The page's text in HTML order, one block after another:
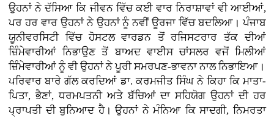
ਉਹਨਾਂ ਨੇ ਦੱਸਿਆ ਕਿ ਜੀਵਨ ਵਿੱਚ ਕਈ ਵਾਰ ਨਿਰਾਸ਼ਾਵਾਂ ਵੀ ਆਈਆਂ,
ਪਰ ਹਰ ਵਾਰ ਉਹਨਾਂ ਨੇ ਉਹਨਾਂ ਨੂੰ ਨਵੀਂ ਊਰਜਾ ਵਿੱਚ ਬਦਲਿਆ। ਪੰਜਾਬ
ਯੂਨੀਵਰਸਿਟੀ ਵਿੱਚ ਹੋਸਟਲ ਵਾਰਡਨ ਤੋਂ ਰਜਿਸਟਰਾਰ ਤੱਕ ਦੀਆਂ
ਜ਼ਿੰਮੇਵਾਰੀਆਂ ਨਿਭਾਉਣ ਤੋਂ ਬਾਅਦ ਵਾਈਸ ਚਾਂਸਲਰ ਵਜੋਂ ਮਿਲੀਆਂ
ਜ਼ਿੰਮੇਵਾਰੀਆਂ ਨੂੰ ਵੀ ਉਹਨਾਂ ਨੇ ਪੂਰੀ ਸਮਰਪਣ-ਭਾਵਨਾ ਨਾਲ ਨਿਭਾਇਆ।
ਪਰਿਵਾਰ ਬਾਰੇ ਗੱਲ ਕਰਦਿਆਂ ਡਾ. ਕਰਮਜੀਤ ਸਿੰਘ ਨੇ ਕਿਹਾ ਕਿ ਮਾਤਾ-
ਪਿਤਾ, ਭੈਣਾਂ, ਧਰਮਪਤਨੀ ਅਤੇ ਬੱਚਿਆਂ ਦਾ ਸਹਿਯੋਗ ਉਹਨਾਂ ਦੀ ਹਰ
ਪ੍ਰਾਪਤੀ ਦੀ ਬੁਨਿਆਦ ਹੈ। ਉਹਨਾਂ ਨੇ ਮੰਨਿਆ ਕਿ ਸਾਦਗੀ, ਨਿਮਰਤਾ